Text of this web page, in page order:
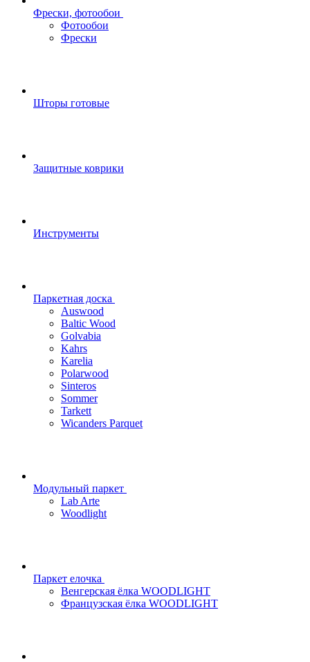
Фрески, фотообои
Фотообои
Фрески
Шторы готовые
Защитные коврики
Инструменты
Паркетная доска
Auswood
Baltic Wood
Golvabia
Kahrs
Karelia
Polarwood
Sinteros
Sommer
Tarkett
Wicanders Parquet
Модульный паркет
Lab Arte
Woodlight
Паркет елочка
Венгерская ёлка WOODLIGHT
Французская ёлка WOODLIGHT